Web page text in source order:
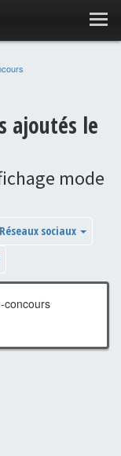
ajoutés le
mode
Réseaux sociaux
concours